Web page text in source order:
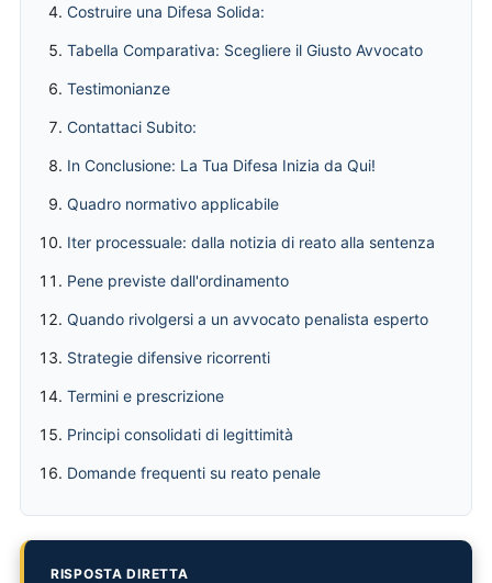
Costruire una Difesa Solida:
Tabella Comparativa: Scegliere il Giusto Avvocato
Testimonianze
Contattaci Subito:
In Conclusione: La Tua Difesa Inizia da Qui!
Quadro normativo applicabile
Iter processuale: dalla notizia di reato alla sentenza
Pene previste dall'ordinamento
Quando rivolgersi a un avvocato penalista esperto
Strategie difensive ricorrenti
Termini e prescrizione
Principi consolidati di legittimità
Domande frequenti su reato penale
RISPOSTA DIRETTA